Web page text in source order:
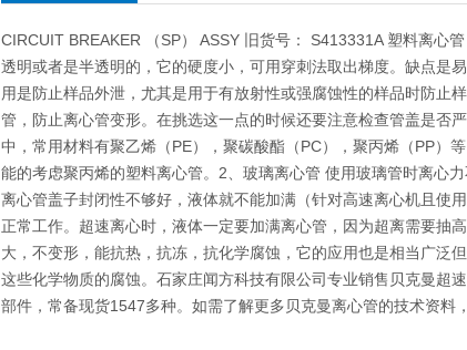
CIRCUIT BREAKER （SP） ASSY 旧货号： S413331A 塑料离心
透明或者是半透明的，它的硬度小，可用穿刺法取出梯度。缺点是
用是防止样品外泄，尤其是用于有放射性或强腐蚀性的样品时防止
管，防止离心管变形。在挑选这一点的时候还要注意检查管盖是否
中，常用材料有聚乙烯（PE），聚碳酸酯（PC），聚丙烯（PP）
能的考虑聚丙烯的塑料离心管。2、玻璃离心管 使用玻璃管时离心
离心管盖子封闭性不够好，液体就不能加满（针对高速离心机且使
正常工作。超速离心时，液体一定要加满离心管，因为超离需要抽
大，不变形，能抗热，抗冻，抗化学腐蚀，它的应用也是相当广泛
这些化学物质的腐蚀。石家庄闻方科技有限公司专业销售贝克曼超
部件，常备现货1547多种。如需了解更多贝克曼离心管的技术资料